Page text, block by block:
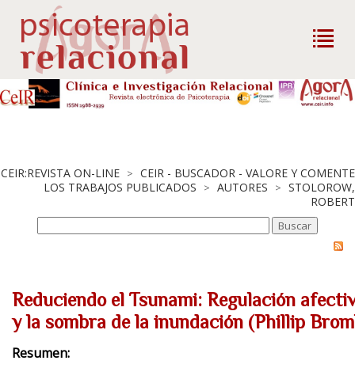
CEIR:REVISTA ON-LINE > CEIR - BUSCADOR - VALORE Y COMENTE
LOS TRABAJOS PUBLICADOS > AUTORES > STOLOROW,
ROBERT
Reduciendo el Tsunami: Regulación
y la sombra de la inundación (Phillip
Resumen: